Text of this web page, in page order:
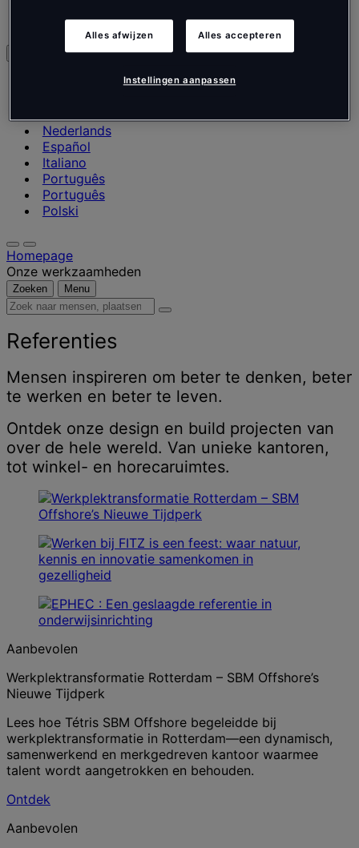
Polski
Nederlands
Español
Italiano
Português
Português
Polski
Homepage
Onze werkzaamheden
Zoeken Menu
Zoek
mensen,
plaatsen,
nieuws
en
inzichten
Referenties
Mensen inspireren om beter te denken, beter
te werken en beter te leven.
Ontdek onze design en build projecten van
over de hele wereld. Van unieke kantoren,
tot winkel- en horecaruimtes.
Aanbevolen
Werkplektransformatie Rotterdam – SBM Offshore’s
Nieuwe Tijdperk
Lees hoe Tétris SBM Offshore begeleidde bij
werkplektransformatie in Rotterdam—een dynamisch,
samenwerkend en merkgedreven kantoor waarmee
talent wordt aangetrokken en behouden.
Ontdek
Aanbevolen
Alles afwijzen Alles accepteren
Instellingen aanpassen